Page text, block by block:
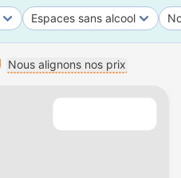
Espaces sans alcool
Nous alignons nos prix